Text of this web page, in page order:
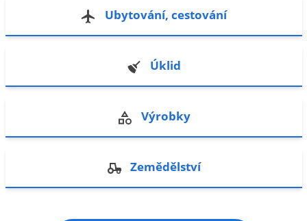
Ubytování, cestování
Úklid
Výrobky
Zemědělství